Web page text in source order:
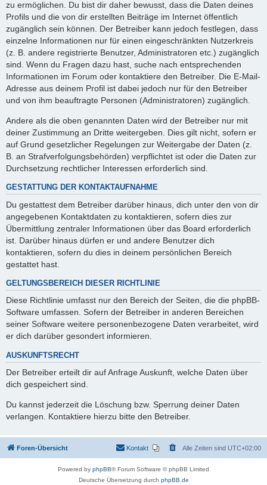
zu ermöglichen. Du bist dir daher bewusst, dass die Daten deines
Profils und die von dir erstellten Beiträge im Internet öffentlich
zugänglich sein können. Der Betreiber kann jedoch festlegen, dass
einzelne Informationen nur für einen eingeschränkten Nutzerkreis
(z. B. andere registrierte Benutzer, Administratoren etc.) zugänglich
sind. Wenn du Fragen dazu hast, suche nach entsprechenden
Informationen im Forum oder kontaktiere den Betreiber. Die E-Mail-
Adresse aus deinem Profil ist dabei jedoch nur für den Betreiber
und von ihm beauftragte Personen (Administratoren) zugänglich.
Andere als die oben genannten Daten wird der Betreiber nur mit
deiner Zustimmung an Dritte weitergeben. Dies gilt nicht, sofern er
auf Grund gesetzlicher Regelungen zur Weitergabe der Daten (z.
B. an Strafverfolgungsbehörden) verpflichtet ist oder die Daten zur
Durchsetzung rechtlicher Interessen erforderlich sind.
GESTATTUNG DER KONTAKTAUFNAHME
Du gestattest dem Betreiber darüber hinaus, dich unter den von dir
angegebenen Kontaktdaten zu kontaktieren, sofern dies zur
Übermittlung zentraler Informationen über das Board erforderlich
ist. Darüber hinaus dürfen er und andere Benutzer dich
kontaktieren, sofern du dies in deinem persönlichen Bereich
gestattet hast.
GELTUNGSBEREICH DIESER RICHTLINIE
Diese Richtlinie umfasst nur den Bereich der Seiten, die die phpBB-
Software umfassen. Sofern der Betreiber in anderen Bereichen
seiner Software weitere personenbezogene Daten verarbeitet, wird
er dich darüber gesondert informieren.
AUSKUNFTSRECHT
Der Betreiber erteilt dir auf Anfrage Auskunft, welche Daten über
dich gespeichert sind.
Du kannst jederzeit die Löschung bzw. Sperrung deiner Daten
verlangen. Kontaktiere hierzu bitte den Betreiber.
Foren-Übersicht Alle Zeiten sind UTC+02:00
Kontakt
Powered by phpBB® Forum Software © phpBB Limited
Deutsche Übersetzung durch phpBB.de